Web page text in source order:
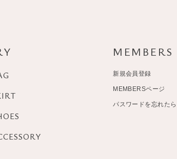
MEMBERS
新規会員登録
MEMBERSページ
パスワードを忘れたら